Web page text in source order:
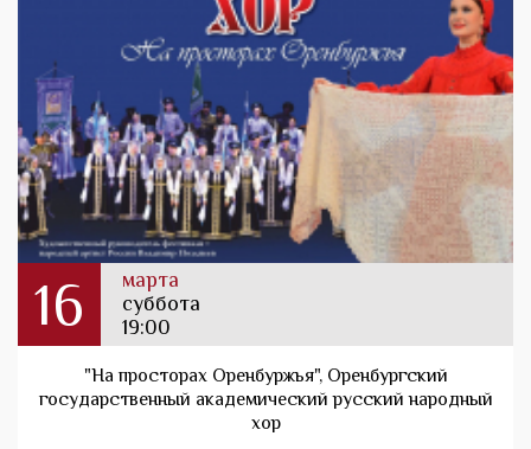
16
марта
суббота
19:00
"На просторах Оренбуржья", Оренбургский
государственный академический русский народный
хор